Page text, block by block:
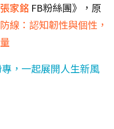
張家銘 FB粉絲團》，原
線：認知韌性與個性，
，一起展開人生新風